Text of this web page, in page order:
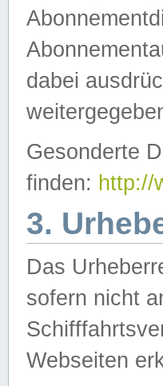
dabei
Gesonderte
finden: http://
3.
Das
sofern nicht
Webseiten